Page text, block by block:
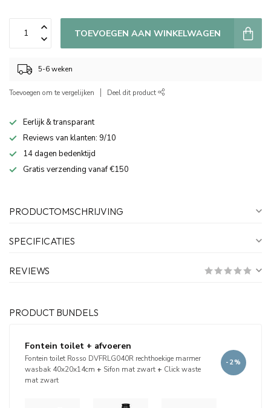
TOEVOEGEN AAN WINKELWAGEN
5-6 weken
Toevoegen om te vergelijken Deel dit product
Eerlijk & transparant
Reviews van klanten: 9/10
14 dagen bedenktijd
Gratis verzending vanaf €150
PRODUCTOMSCHRIJVING
SPECIFICATIES
REVIEWS
PRODUCT BUNDELS
Fontein toilet + afvoeren
Fontein toilet Rosso DVFRLG040R rechthoekige marmer
wasbak 40x20x14cm + Sifon mat zwart + Click waste
mat zwart
-2%